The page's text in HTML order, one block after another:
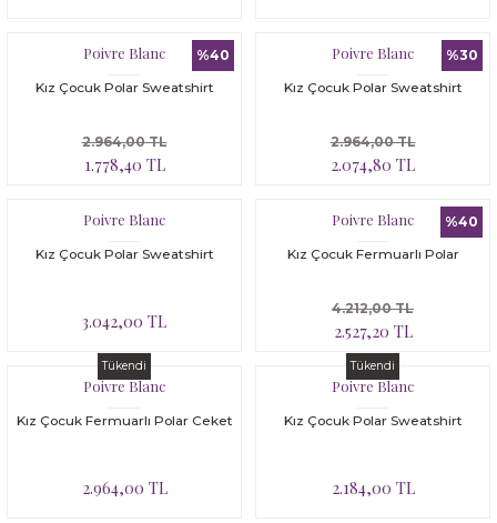
%40
Poivre Blanc
Kız Çocuk Polar Sweatshirt
1.778,40 TL
2.964,00 TL
%30
Poivre Blanc
Kız Çocuk Polar Sweatshirt
2.074,80 TL
2.964,00 TL
Poivre Blanc
Kız Çocuk Polar Sweatshirt
3.042,00 TL
%40
Poivre Blanc
Kız Çocuk Fermuarlı Polar
2.527,20 TL
4.212,00 TL
Tükendi
Poivre Blanc
Kız Çocuk Fermuarlı Polar Ceket
2.964,00 TL
Tükendi
Poivre Blanc
Kız Çocuk Polar Sweatshirt
2.184,00 TL